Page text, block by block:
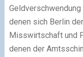
denen sich Berlin
Misswirtschaft und
denen der